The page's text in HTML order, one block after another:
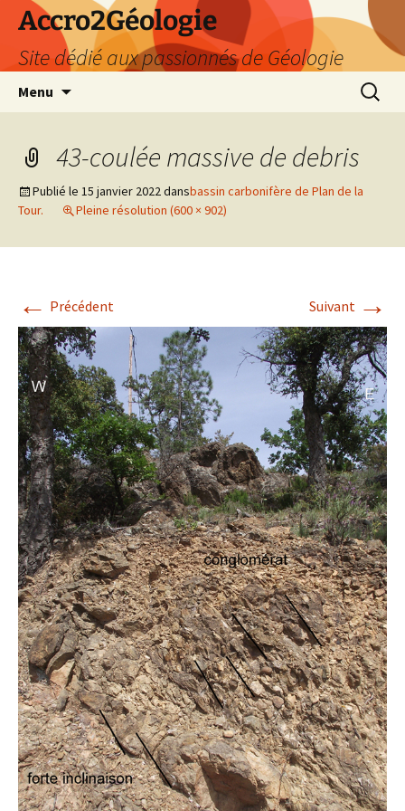
Accro2Géologie
Site dédié aux passionnés de Géologie
Menu
43-coulée massive de debris
Publié le 15 janvier 2022dansbassin carbonifère de Plan de la
Tour.
Pleine résolution (600 × 902)
← Précédent Suivant →